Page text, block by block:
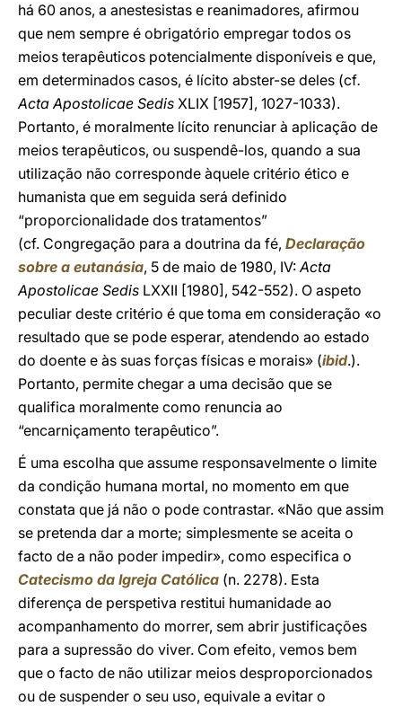
há 60 anos, a anestesistas e reanimadores, afirmou
que nem sempre é obrigatório empregar todos os
meios terapêuticos potencialmente disponíveis e que,
em determinados casos, é lícito abster-se deles (cf.
Acta Apostolicae Sedis XLIX [1957], 1027-1033).
Portanto, é moralmente lícito renunciar à aplicação de
meios terapêuticos, ou suspendê-los, quando a sua
utilização não corresponde àquele critério ético e
humanista que em seguida será definido
“proporcionalidade dos tratamentos”
(cf. Congregação para a doutrina da fé, Declaração
sobre a eutanásia, 5 de maio de 1980, IV:Acta
Apostolicae Sedis LXXII [1980], 542-552). O aspeto
peculiar deste critério é que toma em consideração «o
resultado que se pode esperar, atendendo ao estado
do doente e às suas forças físicas e morais» (ibid.).
Portanto, permite chegar a uma decisão que se
qualifica moralmente como renuncia ao
“encarniçamento terapêutico”.
É uma escolha que assume responsavelmente o limite
da condição humana mortal, no momento em que
constata que já não o pode contrastar. «Não que assim
se pretenda dar a morte; simplesmente se aceita o
facto de a não poder impedir», como especifica o
Catecismo da Igreja Católica (n. 2278). Esta
diferença de perspetiva restitui humanidade ao
acompanhamento do morrer, sem abrir justificações
para a supressão do viver. Com efeito, vemos bem
que o facto de não utilizar meios desproporcionados
ou de suspender o seu uso, equivale a evitar o